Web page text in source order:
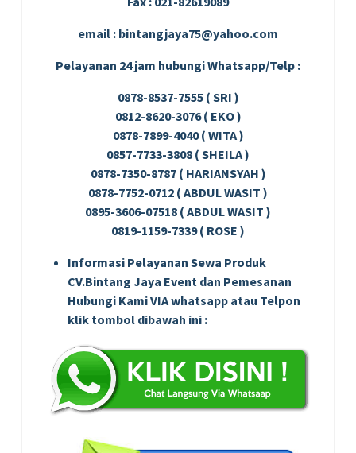
email : bintangjaya75@yahoo.com
Pelayanan 24 jam hubungi Whatsapp/Telp :
0878-8537-7555 ( SRI )
0812-8620-3076 ( EKO )
0878-7899-4040 ( WITA )
0857-7733-3808 ( SHEILA )
0878-7350-8787 ( HARIANSYAH )
0878-7752-0712 ( ABDUL WASIT )
0895-3606-07518 ( ABDUL WASIT )
0819-1159-7339 ( ROSE )
Informasi Pelayanan Sewa Produk
CV.Bintang Jaya Event dan Pemesanan
Hubungi Kami VIA whatsapp atau Telpon
klik tombol dibawah ini :